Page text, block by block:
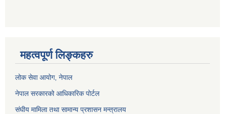
महत्वपूर्ण लिङ्कहरु
लोक सेवा आयोग, नेपाल
नेपाल सरकारको आधिकारिक पोर्टल
संघीय मामिला तथा सामान्य प्रशासन मन्त्रालय